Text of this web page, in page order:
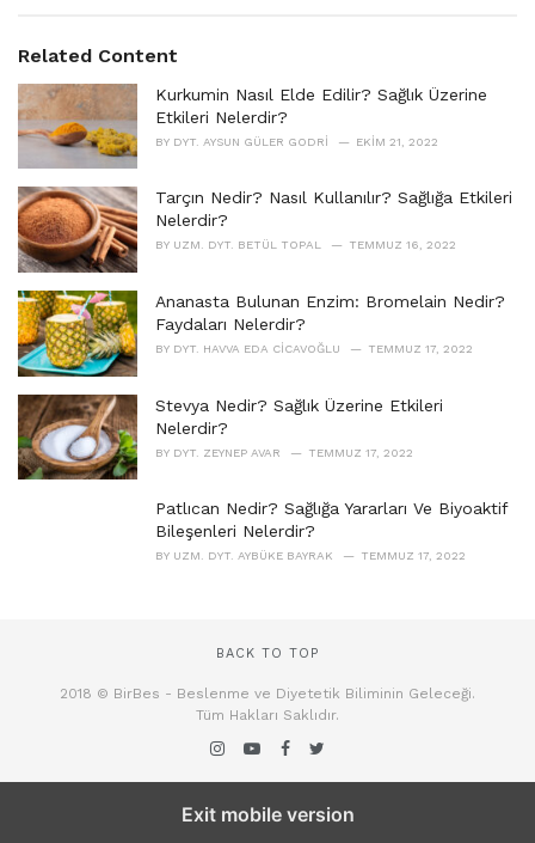
o
r
i
e
s
:Related Content
Kurkumin Nasıl Elde Edilir? Sağlık Üzerine
Etkileri Nelerdir?
BY DYT. AYSUN GÜLER GODRI EKIM 21, 2022
Tarçın Nedir? Nasıl Kullanılır? Sağlığa Etkileri
Nelerdir?
BY UZM. DYT. BETÜL TOPAL TEMMUZ 16, 2022
Ananasta Bulunan Enzim: Bromelain Nedir?
Faydaları Nelerdir?
BY DYT. HAVVA EDA CICAVOĞLU TEMMUZ 17, 2022
Stevya Nedir? Sağlık Üzerine Etkileri
Nelerdir?
BY DYT. ZEYNEP AVAR TEMMUZ 17, 2022
Patlıcan Nedir? Sağlığa Yararları Ve Biyoaktif
Bileşenleri Nelerdir?
BY UZM. DYT. AYBÜKE BAYRAK TEMMUZ 17, 2022
BACK TO TOP
2018 © BirBes - Beslenme ve Diyetetik Biliminin Geleceği.
Tüm Hakları Saklıdır.
Exit mobile version